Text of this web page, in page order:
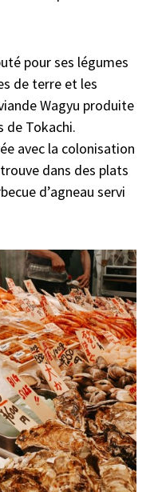
pour ses légumes
de terre et les
Wagyu produite
de Tokachi.
avec la colonisation
dans des plats
d’agneau servi